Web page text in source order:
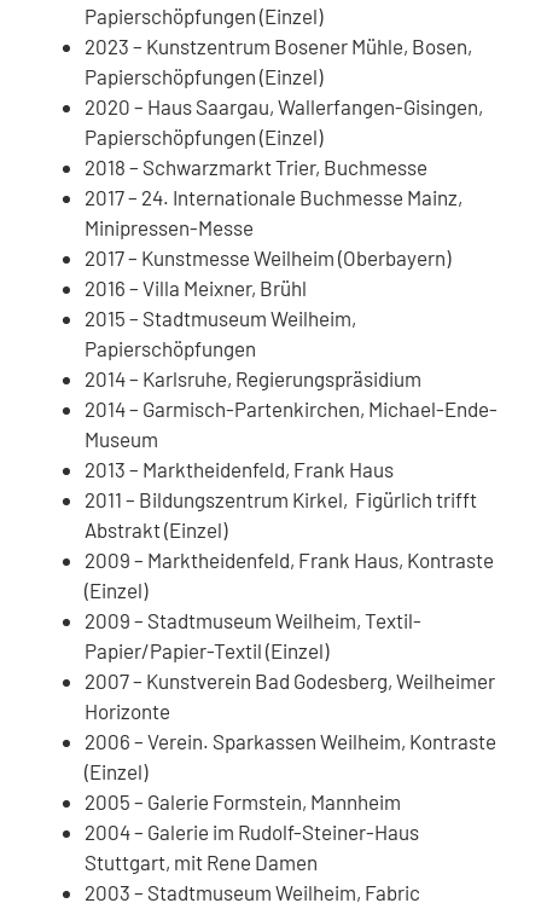
Papierschöpfungen (Einzel)
2023 – Kunstzentrum Bosener Mühle, Bosen,
Papierschöpfungen (Einzel)
2020 – Haus Saargau, Wallerfangen-Gisingen,
Papierschöpfungen (Einzel)
2018 – Schwarzmarkt Trier, Buchmesse
2017 – 24. Internationale Buchmesse Mainz,
Minipressen-Messe
2017 – Kunstmesse Weilheim (Oberbayern)
2016 – Villa Meixner, Brühl
2015 – Stadtmuseum Weilheim,
Papierschöpfungen
2014 – Karlsruhe, Regierungspräsidium
2014 – Garmisch-Partenkirchen, Michael-Ende-
Museum
2013 – Marktheidenfeld, Frank Haus
2011 – Bildungszentrum Kirkel, Figürlich trifft
Abstrakt (Einzel)
2009 – Marktheidenfeld, Frank Haus, Kontraste
(Einzel)
2009 – Stadtmuseum Weilheim, Textil-
Papier/Papier-Textil (Einzel)
2007 – Kunstverein Bad Godesberg, Weilheimer
Horizonte
2006 – Verein. Sparkassen Weilheim, Kontraste
(Einzel)
2005 – Galerie Formstein, Mannheim
2004 – Galerie im Rudolf-Steiner-Haus
Stuttgart, mit Rene Damen
2003 – Stadtmuseum Weilheim, Fabric